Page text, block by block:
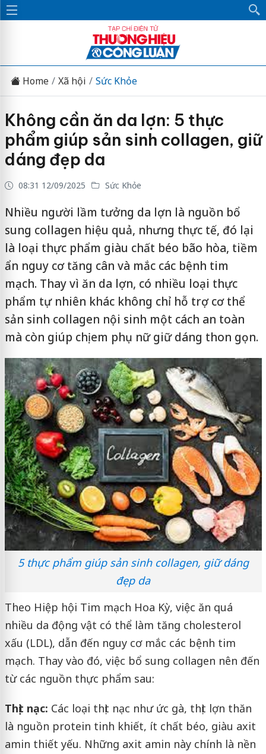
Home Xã hội Sức Khỏe
Không cần ăn da lợn: 5 thực
phẩm giúp sản sinh collagen, giữ
dáng đẹp da
08:31 12/09/2025 Sức Khỏe
Nhiều người lầm tưởng da lợn là nguồn bổ
sung collagen hiệu quả, nhưng thực tế, đó lại
là loại thực phẩm giàu chất béo bão hòa, tiềm
ẩn nguy cơ tăng cân và mắc các bệnh tim
mạch. Thay vì ăn da lợn, có nhiều loại thực
phẩm tự nhiên khác không chỉ hỗ trợ cơ thể
sản sinh collagen nội sinh một cách an toàn
mà còn giúp chị em phụ nữ giữ dáng thon gọn.
5 thực phẩm giúp sản sinh collagen, giữ dáng
đẹp da
Theo Hiệp hội Tim mạch Hoa Kỳ, việc ăn quá
nhiều da động vật có thể làm tăng cholesterol
xấu (LDL), dẫn đến nguy cơ mắc các bệnh tim
mạch. Thay vào đó, việc bổ sung collagen nên đến
từ các nguồn thực phẩm sau:
Thịt nạc: Các loại thịt nạc như ức gà, thịt lợn thăn
là nguồn protein tinh khiết, ít chất béo, giàu axit
amin thiết yếu. Những axit amin này chính là nền